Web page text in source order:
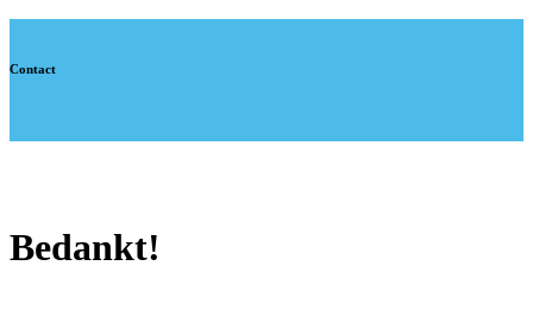
Contact
Bedankt!